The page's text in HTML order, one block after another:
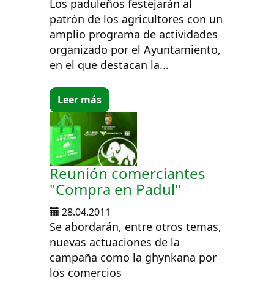
Los paduleños festejarán al
patrón de los agricultores con un
amplio programa de actividades
organizado por el Ayuntamiento,
en el que destacan la...
Leer más
Reunión comerciantes
"Compra en Padul"
28.04.2011
Se abordarán, entre otros temas,
nuevas actuaciones de la
campaña como la ghynkana por
los comercios